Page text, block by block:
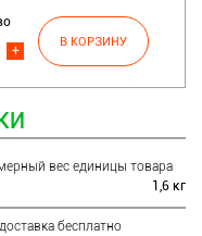
+
вес единицы товара
1,6 кг
бесплатно